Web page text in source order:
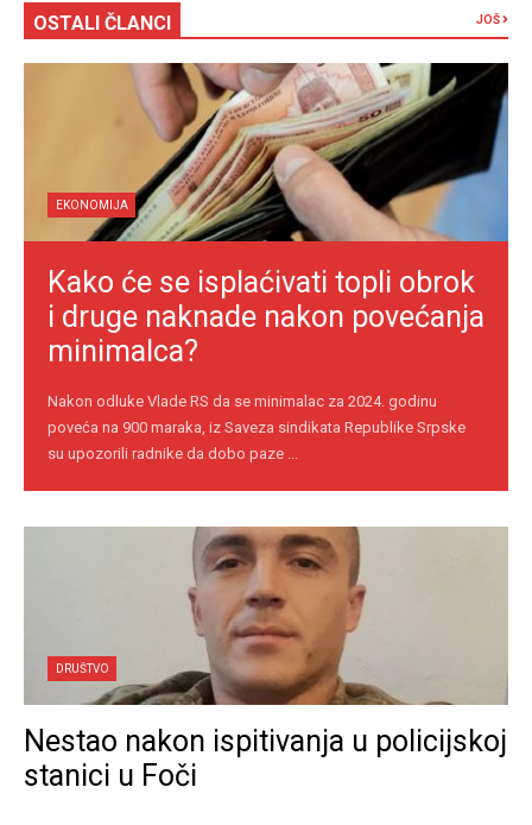
OSTALI ČLANCI JOŠ
EKONOMIJA
Kako će se isplaćivati topli obrok
i druge naknade nakon povećanja
minimalca?
Nakon odluke Vlade RS da se minimalac za 2024. godinu
poveća na 900 maraka, iz Saveza sindikata Republike Srpske
su upozorili radnike da dobo paze ...
DRUŠTVO
Nestao nakon ispitivanja u policijskoj
stanici u Foči